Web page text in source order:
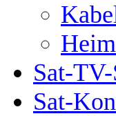
Sat-
Sat-